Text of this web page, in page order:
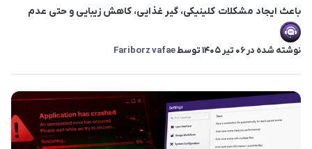
باعث ایجاد مشکلات کلینیکی، گیر غذایی، کاهش زیبایی و حتی عدم
نوشته شده در 06 تير 1405 توسطFariborz vafae